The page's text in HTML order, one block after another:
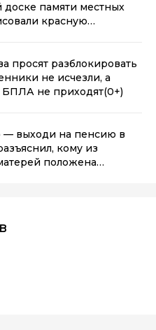
памяти местных
красную
просят разблокировать
не исчезли, а
не приходят(0+)
— выходи на пенсию в
кому из
положена